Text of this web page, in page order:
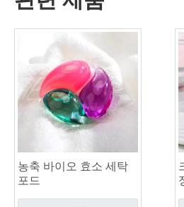
식기세척기 포드 대 분말: 최고의 세
경수용 최고의 세탁기 세척제 정제 선
농축 바이오 효소 세탁
포드